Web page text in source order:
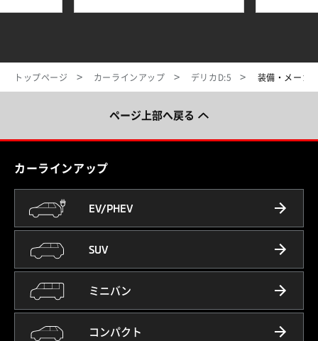
トップページ カーラインアップ デリカD:5 装備・メーカ
ページ上部へ戻る
カーラインアップ
EV/PHEV
SUV
ミニバン
コンパクト